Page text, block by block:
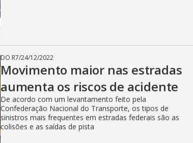
DO R7/24/12/2022
Movimento maior nas estradas
aumenta os riscos de acidente
De acordo com um levantamento feito pela
Confederação Nacional do Transporte, os tipos de
sinistros mais frequentes em estradas federais são as
colisões e as saídas de pista